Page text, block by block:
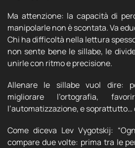
Ma attenzione: la capacità di
manipolarle non è scontata. Va
Chi ha difficoltà nella lettura
non sente bene le sillabe, le
unirle con ritmo e precisione.
Allenare le sillabe vuol dire:
migliorare l’ortografia,
l’automatizzazione, e
Come diceva Lev Vygotskij:
compare due volte: prima tra le